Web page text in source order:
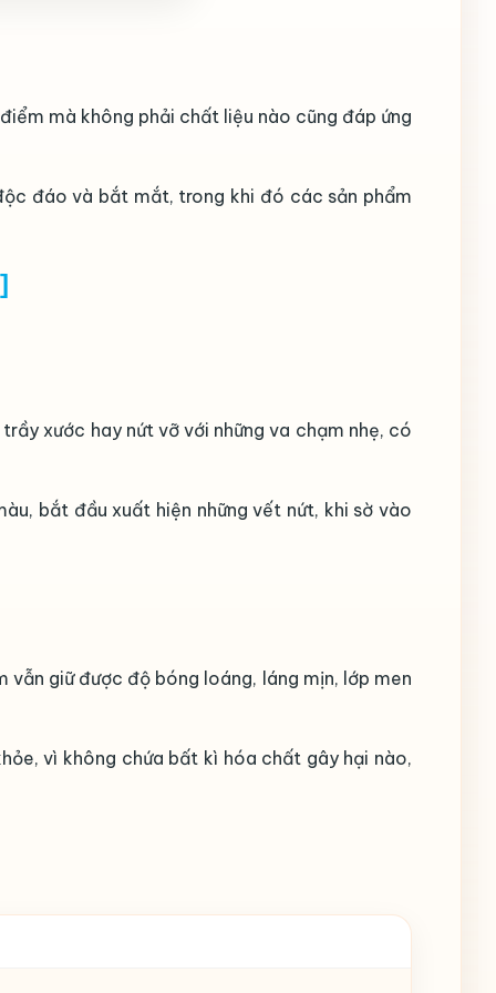
mà không phải chất liệu nào cũng đáp ứng
đáo và bắt mắt, trong khi đó các sản phẩm
xước hay nứt vỡ với những va chạm nhẹ, có
bắt đầu xuất hiện những vết nứt, khi sờ vào
giữ được độ bóng loáng, láng mịn, lớp men
vì không chứa bất kì hóa chất gây hại nào,